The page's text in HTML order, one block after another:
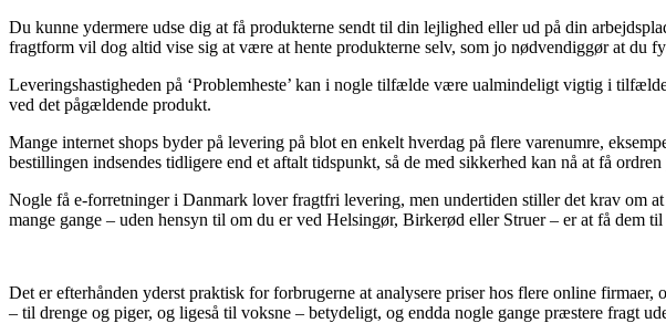
Du kunne ydermere udse dig at få produkterne sendt til din lejlighed eller ud på din
fragtform vil dog altid vise sig at være at hente produkterne selv, som jo nødvendiggør at du
Leveringshastigheden på ‘Problemheste’ kan i nogle tilfælde være ualmindeligt vigtig i
ved det pågældende produkt.
Mange internet shops byder på levering på blot en enkelt hverdag på flere varenumre,
bestillingen indsendes tidligere end et aftalt tidspunkt, så de med sikkerhed kan nå at få
Nogle få e-forretninger i Danmark lover fragtfri levering, men undertiden stiller det krav om
mange gange – uden hensyn til om du er ved Helsingør, Birkerød eller Struer – er at få dem
Det er efterhånden yderst praktisk for forbrugerne at analysere priser hos flere online
– til drenge og piger, og ligeså til voksne – betydeligt, og endda nogle gange præstere fragt